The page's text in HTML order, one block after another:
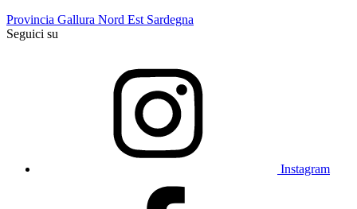
Provincia Gallura Nord Est Sardegna
Seguici su
Instagram